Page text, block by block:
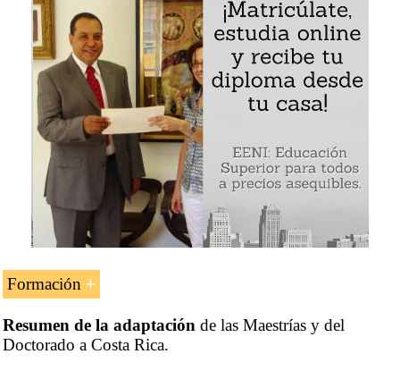
Formación
Adaptación para los estudiantes costarricenses de los
programas superiores impartidos por EENI Global
Resumen de la adaptación de las Maestrías y del
Doctorado a Costa Rica.